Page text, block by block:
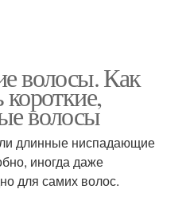
волосы. Как
короткие,
волосы
длинные ниспадающие
иногда даже
для самих волос.